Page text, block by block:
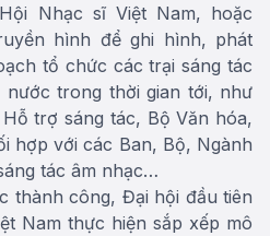
Nhạc sĩ Việt Nam, hoặc
hình để ghi hình, phát
tổ chức các trại sáng tác
trong thời gian tới, như
trợ sáng tác, Bộ Văn hóa,
hợp với các Ban, Bộ, Ngành
tác âm nhạc…
thành công, Đại hội đầu tiên
Nam thực hiện sắp xếp mô